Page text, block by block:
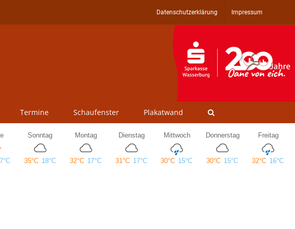
Datenschutzerklärung Impressum
Termine Schaufenster Plakatwand